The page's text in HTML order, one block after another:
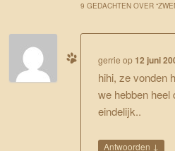
9 GEDACHTEN OVER “
gerrie op 12 juni
hihi, ze vonden
we hebben heel
eindelijk..
Antwoorden ↓